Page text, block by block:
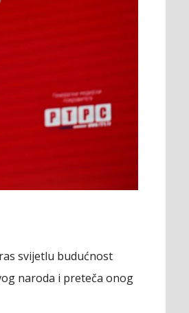
svijetlu budućnost
naroda i preteča onog